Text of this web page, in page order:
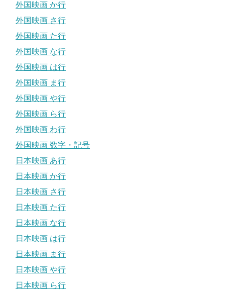
外国映画 か行
外国映画 さ行
外国映画 た行
外国映画 な行
外国映画 は行
外国映画 ま行
外国映画 や行
外国映画 ら行
外国映画 わ行
外国映画 数字・記号
日本映画 あ行
日本映画 か行
日本映画 さ行
日本映画 た行
日本映画 な行
日本映画 は行
日本映画 ま行
日本映画 や行
日本映画 ら行